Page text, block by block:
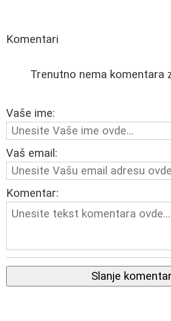
Komentari
Trenutno nema komentara
Vaše ime:
Vaš email:
Komentar:
Slanje